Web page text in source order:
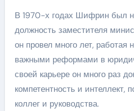
В 1970-х годах Шифрин был
должность заместителя
он провел много лет, работая
важными реформами в
своей карьере он много раз
компетентность и интеллект,
коллег и руководства.